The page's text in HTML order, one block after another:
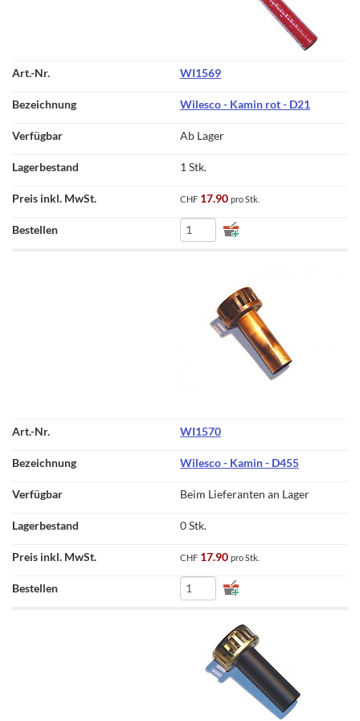
WI1569
Wilesco - Kamin rot - D21
Ab Lager
1 Stk.
CHF 17.90 pro Stk.
WI1570
Wilesco - Kamin - D455
Beim Lieferanten an Lager
0 Stk.
CHF 17.90 pro Stk.